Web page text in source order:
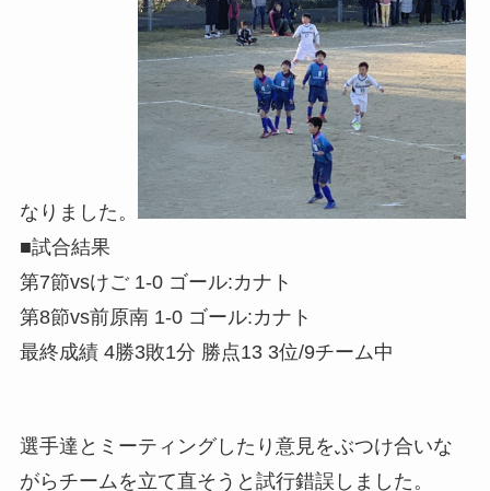
なりました。
■試合結果
第7節vsけご 1-0 ゴール:カナト
第8節vs前原南 1-0 ゴール:カナト
最終成績 4勝3敗1分 勝点13 3位/9チーム中
選手達とミーティングしたり意見をぶつけ合いな
がらチームを立て直そうと試行錯誤しました。